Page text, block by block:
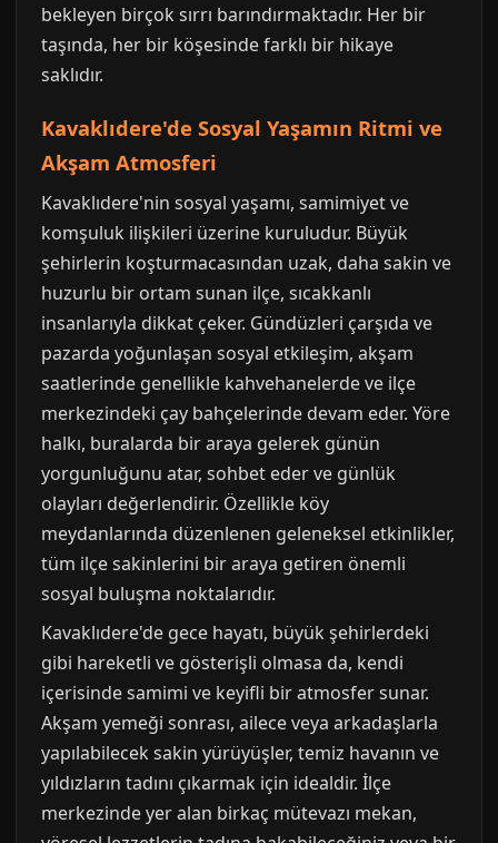
bekleyen birçok sırrı barındırmaktadır. Her bir
taşında, her bir köşesinde farklı bir hikaye
saklıdır.
Kavaklıdere'de Sosyal Yaşamın Ritmi ve
Akşam Atmosferi
Kavaklıdere'nin sosyal yaşamı, samimiyet ve
komşuluk ilişkileri üzerine kuruludur. Büyük
şehirlerin koşturmacasından uzak, daha sakin ve
huzurlu bir ortam sunan ilçe, sıcakkanlı
insanlarıyla dikkat çeker. Gündüzleri çarşıda ve
pazarda yoğunlaşan sosyal etkileşim, akşam
saatlerinde genellikle kahvehanelerde ve ilçe
merkezindeki çay bahçelerinde devam eder. Yöre
halkı, buralarda bir araya gelerek günün
yorgunluğunu atar, sohbet eder ve günlük
olayları değerlendirir. Özellikle köy
meydanlarında düzenlenen geleneksel etkinlikler,
tüm ilçe sakinlerini bir araya getiren önemli
sosyal buluşma noktalarıdır.
Kavaklıdere'de gece hayatı, büyük şehirlerdeki
gibi hareketli ve gösterişli olmasa da, kendi
içerisinde samimi ve keyifli bir atmosfer sunar.
Akşam yemeği sonrası, ailece veya arkadaşlarla
yapılabilecek sakin yürüyüşler, temiz havanın ve
yıldızların tadını çıkarmak için idealdir. İlçe
merkezinde yer alan birkaç mütevazı mekan,